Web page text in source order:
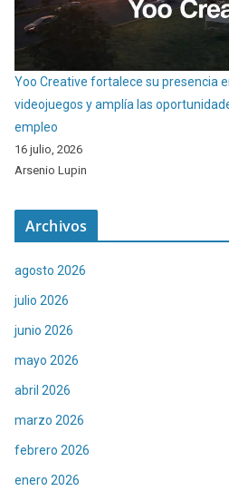
Yoo Creative fortalece su presencia
videojuegos y amplía las
empleo
16 julio, 2026
Arsenio Lupin
Archivos
agosto 2026
julio 2026
junio 2026
mayo 2026
abril 2026
marzo 2026
febrero 2026
enero 2026